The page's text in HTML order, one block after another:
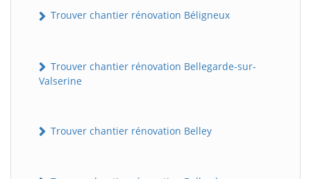
Trouver chantier rénovation Béligneux
Trouver chantier rénovation Bellegarde-sur-
Valserine
Trouver chantier rénovation Belley